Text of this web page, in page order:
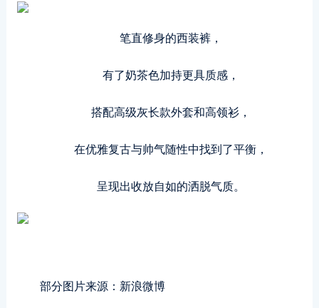
笔直修身的西装裤，
有了奶茶色加持更具质感，
搭配高级灰长款外套和高领衫，
在优雅复古与帅气随性中找到了平衡，
呈现出收放自如的洒脱气质。
部分图片来源：新浪微博